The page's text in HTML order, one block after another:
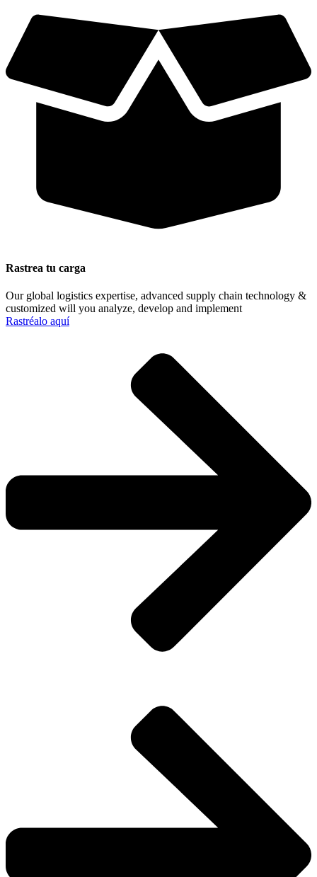
Rastrea tu carga
Our global logistics expertise, advanced supply chain technology &
customized will you analyze, develop and implement
Rastréalo aquí